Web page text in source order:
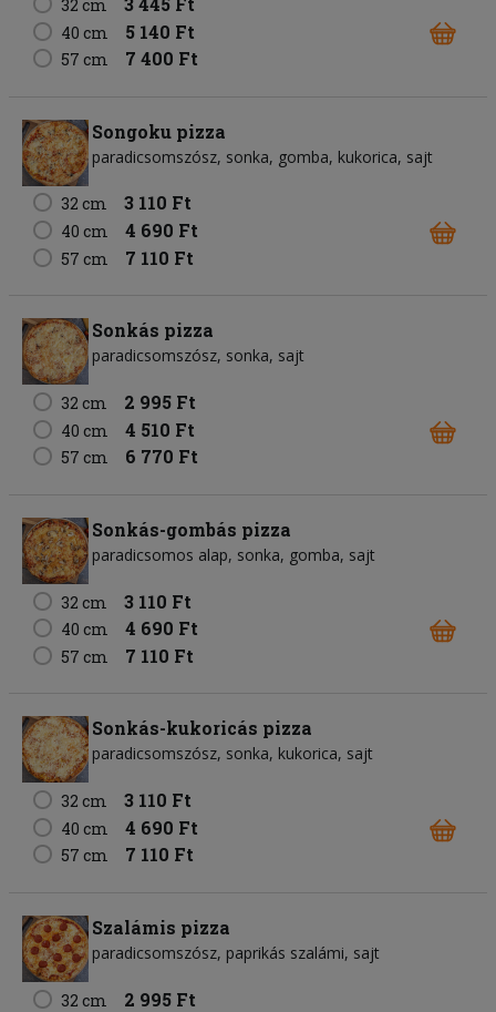
32 cm
40 cm 5 140 Ft
57 cm 7 400 Ft
Songoku pizza
paradicsomszósz sonka gomba kukorica sajt
32 cm 3 110 Ft
40 cm 4 690 Ft
57 cm 7 110 Ft
Sonkás pizza
paradicsomszósz sonka sajt
32 cm 2 995 Ft
40 cm 4 510 Ft
57 cm 6 770 Ft
Sonkás-gombás pizza
paradicsomos alap sonka gomba sajt
32 cm 3 110 Ft
40 cm 4 690 Ft
57 cm 7 110 Ft
Sonkás-kukoricás pizza
paradicsomszósz sonka kukorica sajt
32 cm 3 110 Ft
40 cm 4 690 Ft
57 cm 7 110 Ft
Szalámis pizza
paradicsomszósz paprikás szalámi sajt
32 cm 2 995 Ft